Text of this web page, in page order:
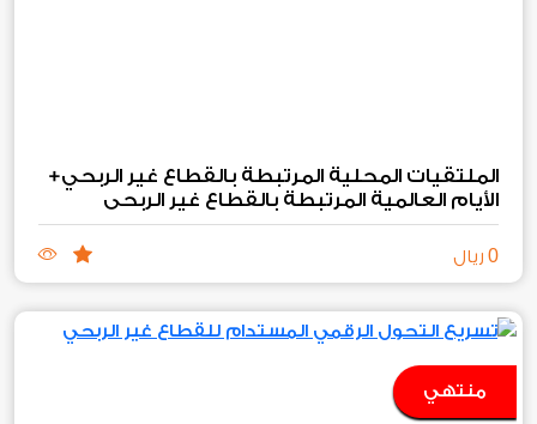
الملتقيات المحلية المرتبطة بالقطاع غير الربحي+
الأيام العالمية المرتبطة بالقطاع غير الربحي
0 ريال
منتهي